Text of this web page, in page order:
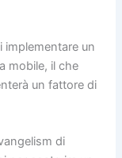
implementare un
mobile, il che
un fattore di
di